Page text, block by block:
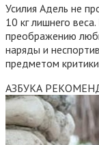
Усилия Адель не
10 кг лишнего
преображению
наряды и
предметом
АЗБУКА